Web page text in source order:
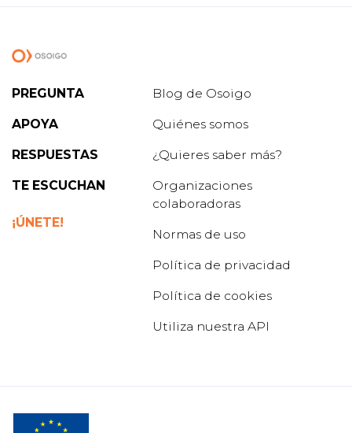
PREGUNTA
APOYA
RESPUESTAS
TE ESCUCHAN
¡ÚNETE!
Blog de Osoigo
Quiénes somos
¿Quieres saber más?
Organizaciones
colaboradoras
Normas de uso
Política de privacidad
Política de cookies
Utiliza nuestra API